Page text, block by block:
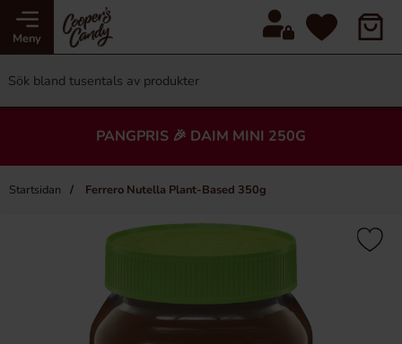
Meny
PANGPRIS 🎉 DAIM MINI 250G
Startsidan Ferrero Nutella Plant-Based 350g